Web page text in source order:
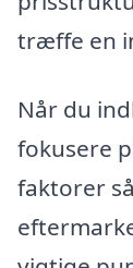
træffe en
Når du
fokusere
faktorer